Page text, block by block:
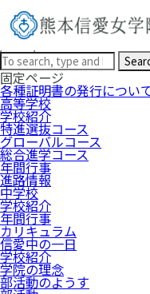
HOME
新着情報
/2025/04
固定ページ
各種証明書の発行につい
高等学校
学校紹介
特進選抜コース
グローバルコース
総合進学コース
年間行事
進路情報
中学校
学校紹介
年間行事
カリキュラム
信愛中の一日
学校紹介
学院の理念
部活動のようす